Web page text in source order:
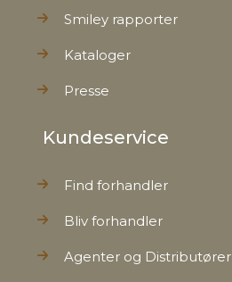
Smiley rapporter
Kataloger
Presse
Kundeservice
Find forhandler
Bliv forhandler
Agenter og Distributører